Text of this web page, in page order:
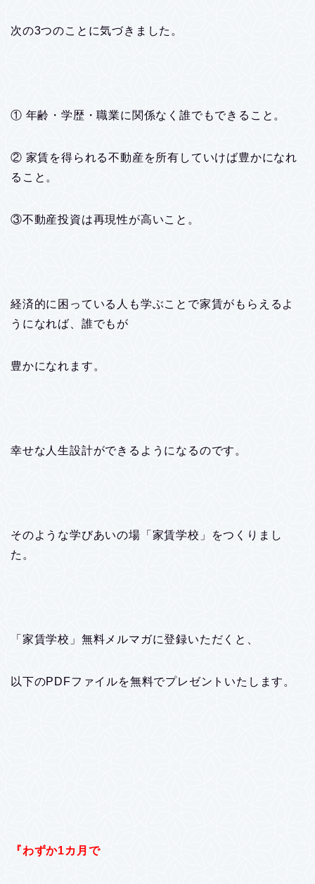
次の3つのことに気づきました。
① 年齢・学歴・職業に関係なく誰でもできること。
② 家賃を得られる不動産を所有していけば豊かになれ
ること。
③不動産投資は再現性が高いこと。
経済的に困っている人も学ぶことで家賃がもらえるよ
うになれば、誰でもが
豊かになれます。
幸せな人生設計ができるようになるのです。
そのような学びあいの場「家賃学校」をつくりまし
た。
「家賃学校」無料メルマガに登録いただくと、
以下のPDFファイルを無料でプレゼントいたします。
『わずか1カ月で